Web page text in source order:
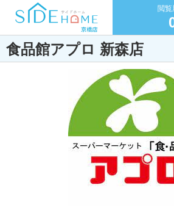
閲覧
食品館アプロ 新森店